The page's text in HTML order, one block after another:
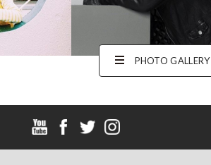
PHOTO GALLERY